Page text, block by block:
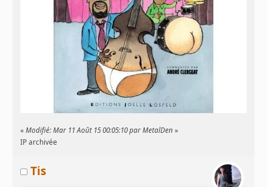
«Modifié: Mar 11 Août 15 00:05:10 par MetalDen »
IP archivée
Tis